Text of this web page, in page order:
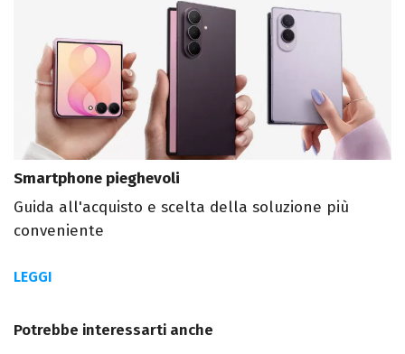
Smartphone pieghevoli
Guida all'acquisto e scelta della soluzione più
conveniente
LEGGI
Potrebbe interessarti anche